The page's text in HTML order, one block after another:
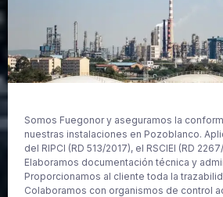
Somos Fuegonor y aseguramos la
nuestras instalaciones en Pozoblanco.
del RIPCI (RD 513/2017), el RSCIEI (RD
Elaboramos documentación técnica y
Proporcionamos al cliente toda la
Colaboramos con organismos de control